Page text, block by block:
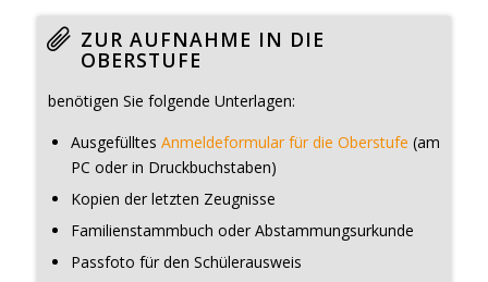
ZUR AUFNAHME IN DIE
OBERSTUFE
benötigen Sie folgende Unterlagen:
Ausgefülltes Anmeldeformular für die Oberstufe (am
PC oder in Druckbuchstaben)
Kopien der letzten Zeugnisse
Familienstammbuch oder Abstammungsurkunde
Passfoto für den Schülerausweis